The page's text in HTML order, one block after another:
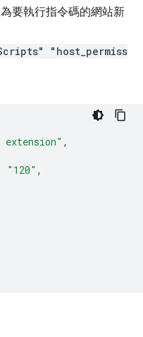
要執行指令碼的網站新
"host_permiss
,
"120" ,